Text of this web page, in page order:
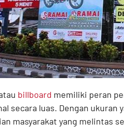
billboard memiliki peran
secara luas. Dengan ukuran
masyarakat yang melintas